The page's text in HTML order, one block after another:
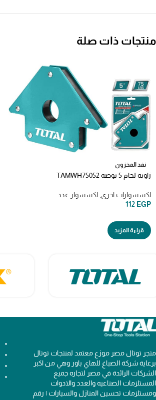
منتجات ذات صلة
نفد المخزون
زاويه لحام 5 بوصه TAMWH75052
اكسسوارات اخري اكسسوار عدد
112 EGP
قراءة المزيد
متجر توتال مصر موزع معتمد لمنتجات توتال
برعاية شركة الصباغ للهاي باور وهي من اكبر
الشركات الرائدة في مصر لتجاره جميع
المستلزمات الصناعيه والعدد والادوات
ومستلزمات تحسين المنازل والسيارات | رقم